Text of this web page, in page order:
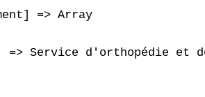
=> Array
=> Service d'orthopédie et